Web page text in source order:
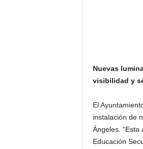
Nuevas
visibilidad y
El
instalación de
Ángeles.
Educación